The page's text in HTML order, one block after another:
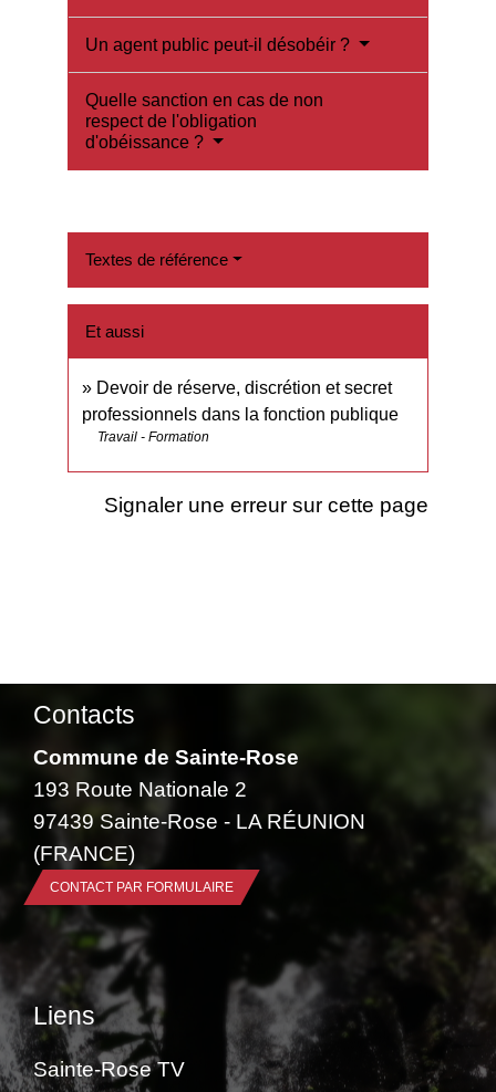
Un agent public peut-il désobéir ?
Quelle sanction en cas de non
respect de l'obligation
d'obéissance ?
Textes de référence
Et aussi
Devoir de réserve, discrétion et secret
professionnels dans la fonction publique
Travail - Formation
Signaler une erreur sur cette page
Contacts
Commune de Sainte-Rose
193 Route Nationale 2
97439 Sainte-Rose - LA RÉUNION
(FRANCE)
CONTACT PAR FORMULAIRE
Liens
Sainte-Rose TV